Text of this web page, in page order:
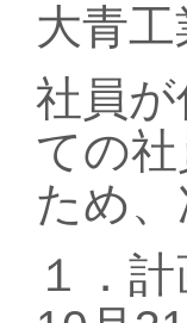
大青
社員
ての
ため
１．